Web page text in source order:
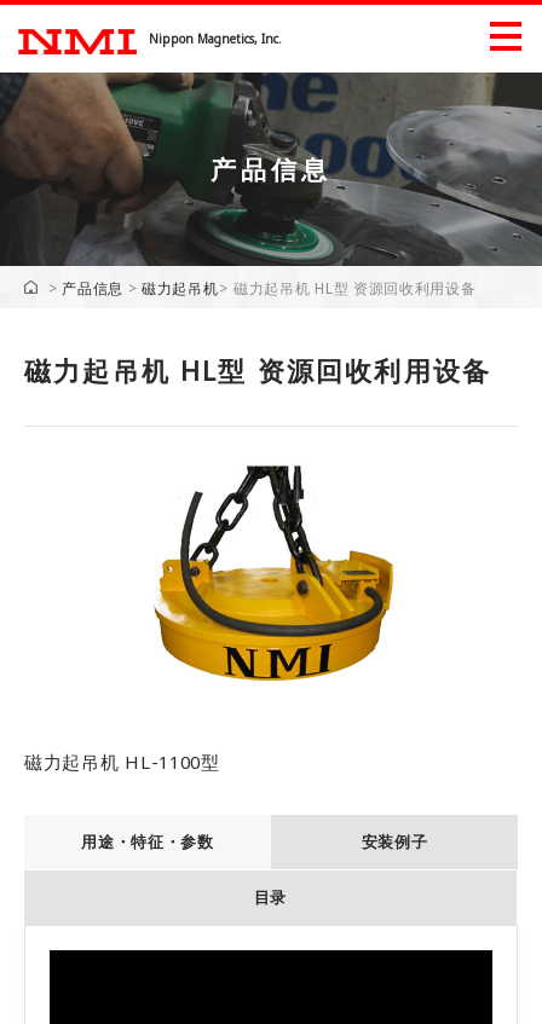
Nippon Magnetics, Inc.
产品信息
产品信息（工業）
下載
企业信息
问候语
重点行业的所有权
开发环境
产品信息
> 产品信息 >磁力起吊机> 磁力起吊机 HL型 资源回收利用设备
磁力起吊机 HL型 资源回收利用设备
磁力起吊机 HL-1100型
用途・特征・参数 安装例子
目录